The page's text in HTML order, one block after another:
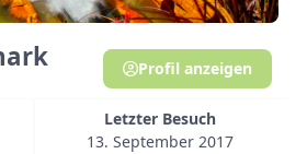
Letzter Besuch
13. September 2017
Profil anzeigen